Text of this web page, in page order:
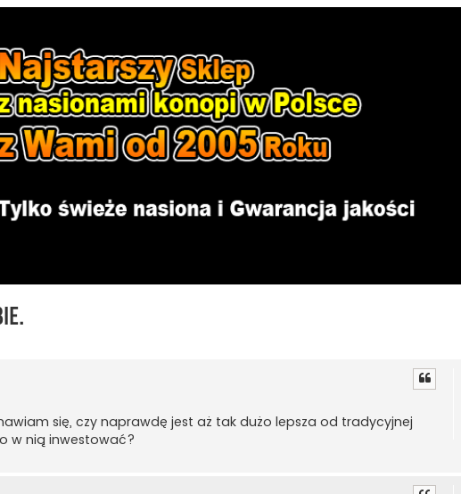
się, czy naprawdę jest aż tak dużo lepsza od tradycyjnej
w nią inwestować?